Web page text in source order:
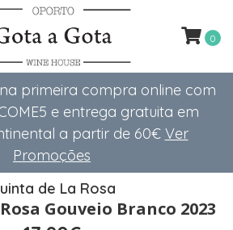
primeira compra online com
e entrega gratuita em
a partir de 60€ Ver
Promoções
0
de La Rosa
Gouveio Branco 2023